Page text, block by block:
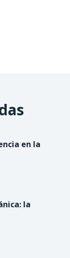
en la
la